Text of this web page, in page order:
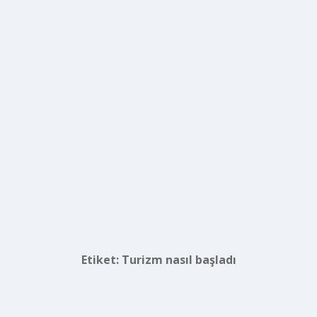
Etiket: Turizm nasıl başladı